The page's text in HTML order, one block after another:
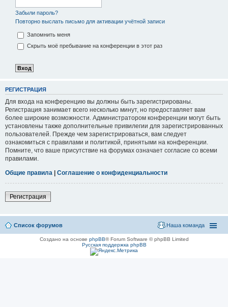
Забыли пароль?
Повторно выслать письмо для активации учётной записи
Запомнить меня
Скрыть моё пребывание на конференции в этот раз
РЕГИСТРАЦИЯ
Для входа на конференцию вы должны быть зарегистрированы.
Регистрация занимает всего несколько минут, но предоставляет вам
более широкие возможности. Администратором конференции могут быть
установлены также дополнительные привилегии для зарегистрированных
пользователей. Прежде чем зарегистрироваться, вам следует
ознакомиться с правилами и политикой, принятыми на конференции.
Помните, что ваше присутствие на форумах означает согласие со всеми
правилами.
Общие правила | Соглашение о конфиденциальности
Регистрация
Список форумов Наша команда
Создано на основе phpBB® Forum Software © phpBB Limited
Русская поддержка phpBB